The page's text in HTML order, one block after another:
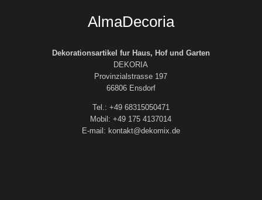
AlmaDecoria
Dekorationsartikel fur Haus, Hof und Garten
DEKORIA
Provinzialstrasse 197
66806 Ensdorf
Tel.: +49 68315050471
Mobil: +49 175 4137014
E-mail: kontakt@dekomix.de